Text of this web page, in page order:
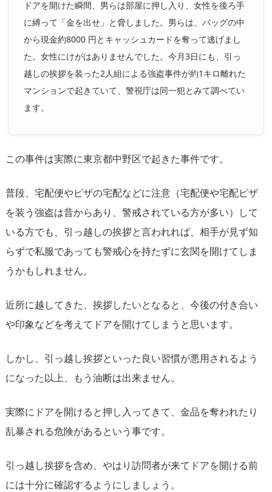
ドアを開けた瞬間、男らは部屋に押し入り、女性を後ろ手
に縛って「金を出せ」と脅しました。男らは、バッグの中
から現金約8000 円とキャッシュカードを奪って逃げまし
た。女性にけがはありませんでした。今月3日にも、引っ
越しの挨拶を装った2人組による強盗事件が約1キロ離れた
マンションで起きていて、警視庁は同一犯とみて調べてい
ます。
この事件は実際に東京都中野区で起きた事件です。
普段、宅配便やピザの宅配などに注意（宅配便や宅配ピザ
を装う強盗は昔からあり、警戒されている方が多い）して
いる方でも、引っ越しの挨拶と言われれば、相手が見ず知
らずで私服であっても警戒心を持たずに玄関を開けてしま
うかもしれません。
近所に越してきた、挨拶したいとなると、今後の付き合い
や印象などを考えてドアを開けてしまうと思います。
しかし、引っ越し挨拶といった良い習慣が悪用されるよう
になった以上、もう油断は出来ません。
実際にドアを開けると押し入ってきて、金品を奪われたり
乱暴される危険があるという事です。
引っ越し挨拶を含め、やはり訪問者が来てドアを開ける前
には十分に確認するようにしましょう。